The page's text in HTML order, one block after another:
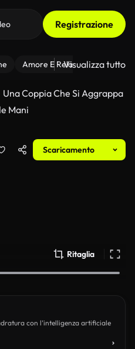
Registrazione
Amore E Relazioni Il
Visualizza tutto
Una Coppia Che Si Aggrappa
Mani
Scaricamento
Ritaglia
con l’intelligenza artificiale